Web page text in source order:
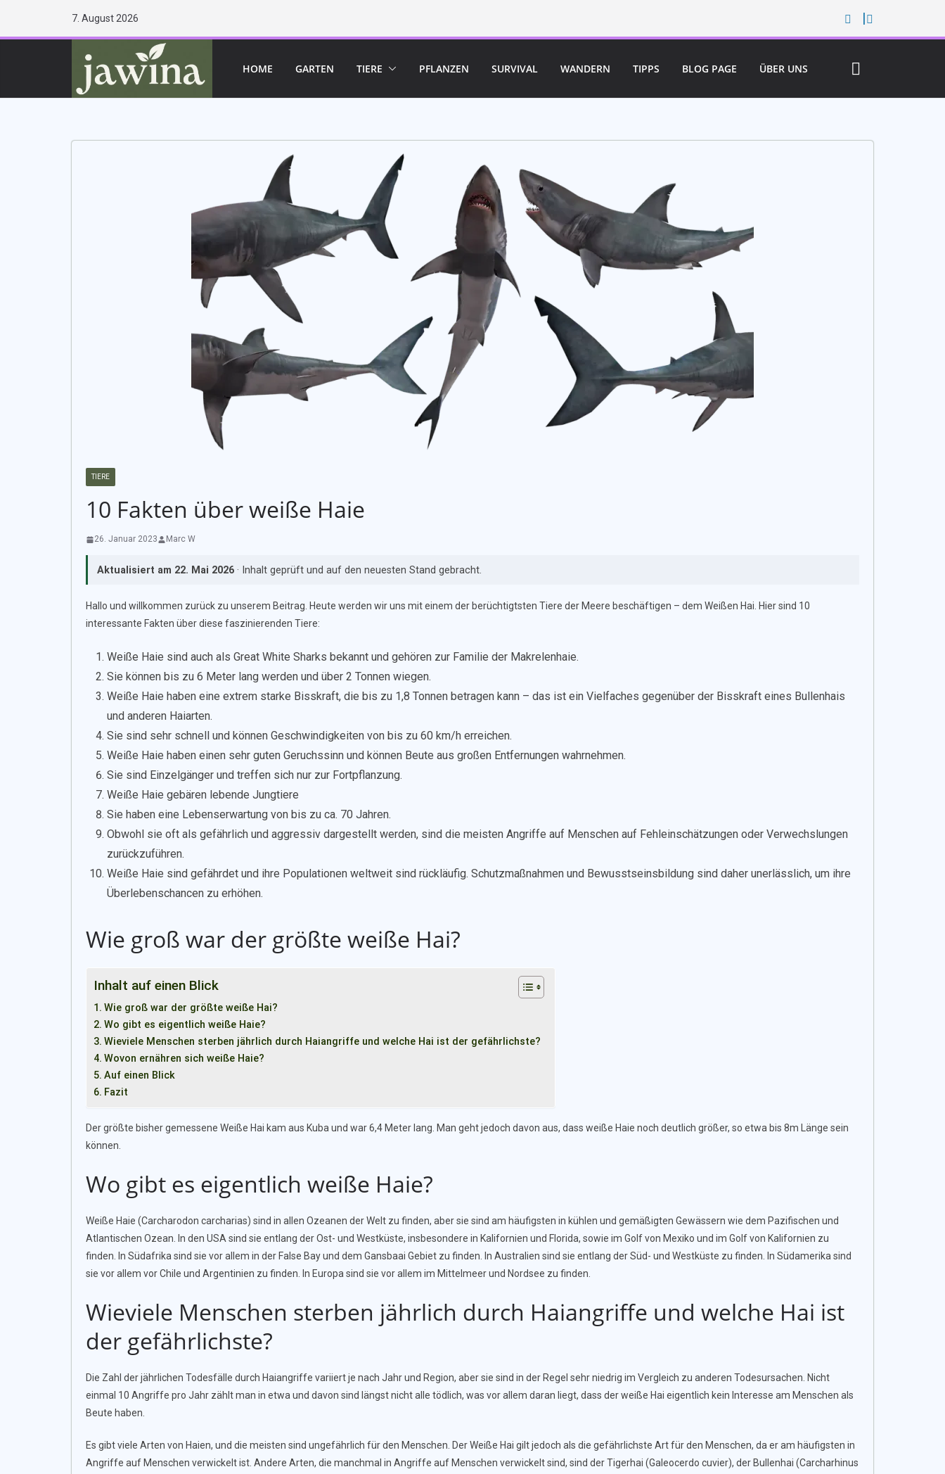
7. August 2026
HOME GARTEN TIERE PFLANZEN SURVIVAL WANDERN TIPPS BLOG PAGE ÜBER UNS
TIERE
10 Fakten über weiße Haie
26. Januar 2023 Marc W
Aktualisiert am 22. Mai 2026· Inhalt geprüft und auf den neuesten Stand gebracht.
Hallo und willkommen zurück zu unserem Beitrag. Heute werden wir uns mit einem der berüchtigtsten Tiere der Meere beschäftigen – dem Weißen Hai. Hier sind 10
interessante Fakten über diese faszinierenden Tiere:
Weiße Haie sind auch als Great White Sharks bekannt und gehören zur Familie der Makrelenhaie.
Sie können bis zu 6 Meter lang werden und über 2 Tonnen wiegen.
Weiße Haie haben eine extrem starke Bisskraft, die bis zu 1,8 Tonnen betragen kann – das ist ein Vielfaches gegenüber der Bisskraft eines Bullenhais
und anderen Haiarten.
Sie sind sehr schnell und können Geschwindigkeiten von bis zu 60 km/h erreichen.
Weiße Haie haben einen sehr guten Geruchssinn und können Beute aus großen Entfernungen wahrnehmen.
Sie sind Einzelgänger und treffen sich nur zur Fortpflanzung.
Weiße Haie gebären lebende Jungtiere
Sie haben eine Lebenserwartung von bis zu ca. 70 Jahren.
Obwohl sie oft als gefährlich und aggressiv dargestellt werden, sind die meisten Angriffe auf Menschen auf Fehleinschätzungen oder Verwechslungen
zurückzuführen.
Weiße Haie sind gefährdet und ihre Populationen weltweit sind rückläufig. Schutzmaßnahmen und Bewusstseinsbildung sind daher unerlässlich, um ihre
Überlebenschancen zu erhöhen.
Wie groß war der größte weiße Hai?
Inhalt auf einen Blick
Wie groß war der größte weiße Hai?
Wo gibt es eigentlich weiße Haie?
Wieviele Menschen sterben jährlich durch Haiangriffe und welche Hai ist der gefährlichste?
Wovon ernähren sich weiße Haie?
Auf einen Blick
Fazit
Der größte bisher gemessene Weiße Hai kam aus Kuba und war 6,4 Meter lang. Man geht jedoch davon aus, dass weiße Haie noch deutlich größer, so etwa bis 8m Länge sein
können.
Wo gibt es eigentlich weiße Haie?
Weiße Haie (Carcharodon carcharias) sind in allen Ozeanen der Welt zu finden, aber sie sind am häufigsten in kühlen und gemäßigten Gewässern wie dem Pazifischen und
Atlantischen Ozean. In den USA sind sie entlang der Ost- und Westküste, insbesondere in Kalifornien und Florida, sowie im Golf von Mexiko und im Golf von Kalifornien zu
finden. In Südafrika sind sie vor allem in der False Bay und dem Gansbaai Gebiet zu finden. In Australien sind sie entlang der Süd- und Westküste zu finden. In Südamerika sind
sie vor allem vor Chile und Argentinien zu finden. In Europa sind sie vor allem im Mittelmeer und Nordsee zu finden.
Wieviele Menschen sterben jährlich durch Haiangriffe und welche Hai ist
der gefährlichste?
Die Zahl der jährlichen Todesfälle durch Haiangriffe variiert je nach Jahr und Region, aber sie sind in der Regel sehr niedrig im Vergleich zu anderen Todesursachen. Nicht
einmal 10 Angriffe pro Jahr zählt man in etwa und davon sind längst nicht alle tödlich, was vor allem daran liegt, dass der weiße Hai eigentlich kein Interesse am Menschen als
Beute haben.
Es gibt viele Arten von Haien, und die meisten sind ungefährlich für den Menschen. Der Weiße Hai gilt jedoch als die gefährlichste Art für den Menschen, da er am häufigsten in
Angriffe auf Menschen verwickelt ist. Andere Arten, die manchmal in Angriffe auf Menschen verwickelt sind, sind der Tigerhai (Galeocerdo cuvier), der Bullenhai (Carcharhinus